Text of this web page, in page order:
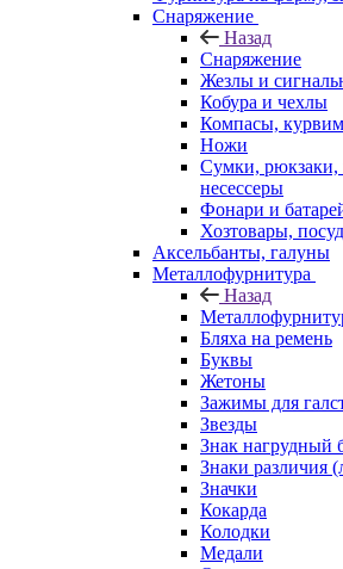
Снаряжение
Назад
Снаряжение
Жезлы и
Кобура и чехлы
Компасы,
Ножи
Сумки,
несессеры
Фонари и
Хозтовары,
Аксельбанты, галуны
Металлофурнитура
Назад
Бляха на ремень
Буквы
Жетоны
Зажимы для
Звезды
Знак нагрудный
Знаки различия
Значки
Кокарда
Колодки
Медали